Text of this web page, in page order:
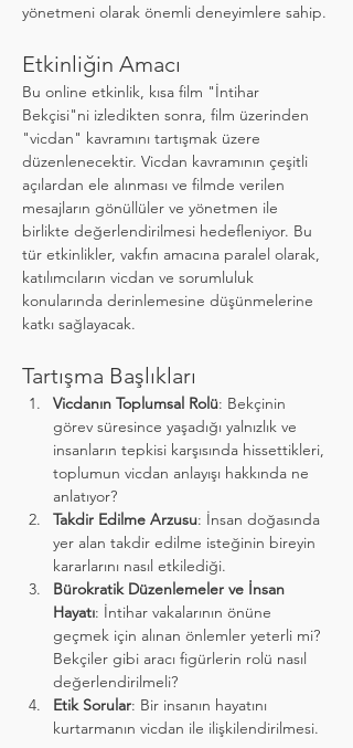
yönetmeni olarak önemli deneyimlere sahip.
Etkinliğin Amacı
Bu online etkinlik, kısa film "İntihar
Bekçisi"ni izledikten sonra, film üzerinden
"vicdan" kavramını tartışmak üzere
düzenlenecektir. Vicdan kavramının çeşitli
açılardan ele alınması ve filmde verilen
mesajların gönüllüler ve yönetmen ile
birlikte değerlendirilmesi hedefleniyor. Bu
tür etkinlikler, vakfın amacına paralel olarak,
katılımcıların vicdan ve sorumluluk
konularında derinlemesine düşünmelerine
katkı sağlayacak.
Tartışma Başlıkları
Vicdanın Toplumsal Rolü: Bekçinin
görev süresince yaşadığı yalnızlık ve
insanların tepkisi karşısında hissettikleri,
toplumun vicdan anlayışı hakkında ne
anlatıyor?
Takdir Edilme Arzusu: İnsan doğasında
yer alan takdir edilme isteğinin bireyin
kararlarını nasıl etkilediği.
Bürokratik Düzenlemeler ve İnsan
Hayatı: İntihar vakalarının önüne
geçmek için alınan önlemler yeterli mi?
Bekçiler gibi aracı figürlerin rolü nasıl
değerlendirilmeli?
Etik Sorular: Bir insanın hayatını
kurtarmanın vicdan ile ilişkilendirilmesi.